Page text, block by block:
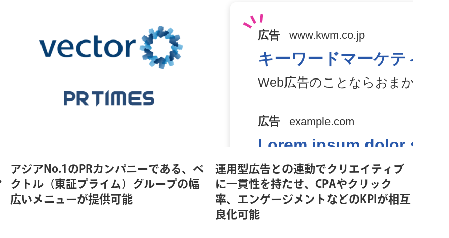
アジアNo.1のPRカンパニーである、ベ
クトル（東証プライム）グループの幅
広いメニューが提供可能
運用型広告との連動でクリエイティブ
に一貫性を持たせ、CPAやクリック
率、エンゲージメントなどのKPIが相互
良化可能